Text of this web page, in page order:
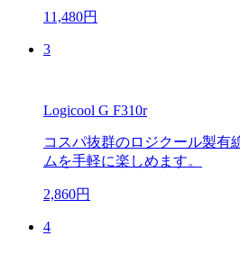
11,480円
3
Logicool G F310r
コスパ抜群のロジクール製有
ムを手軽に楽しめます。
2,860円
4